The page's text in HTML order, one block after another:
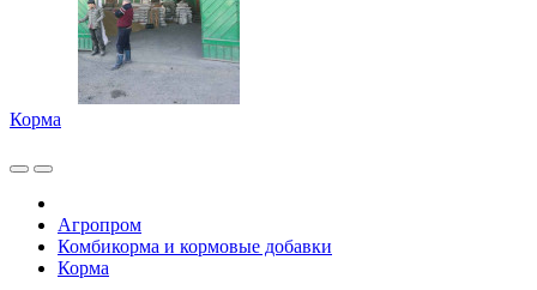
Корма
Агропром
Комбикорма и кормовые добавки
Корма